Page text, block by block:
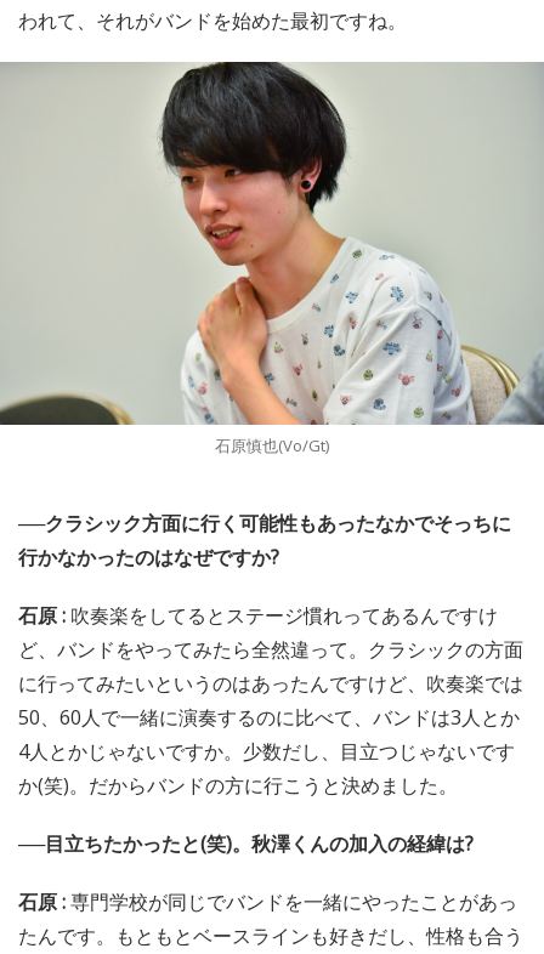
われて、それがバンドを始めた最初ですね。
石原慎也(Vo/Gt)
──クラシック方面に行く可能性もあったなかでそっちに
行かなかったのはなぜですか?
石原 : 吹奏楽をしてるとステージ慣れってあるんですけ
ど、バンドをやってみたら全然違って。クラシックの方面
に行ってみたいというのはあったんですけど、吹奏楽では
50、60人で一緒に演奏するのに比べて、バンドは3人とか
4人とかじゃないですか。少数だし、目立つじゃないです
か(笑)。だからバンドの方に行こうと決めました。
──目立ちたかったと(笑)。秋澤くんの加入の経緯は?
石原 :専門学校が同じでバンドを一緒にやったことがあっ
たんです。もともとベースラインも好きだし、性格も合う